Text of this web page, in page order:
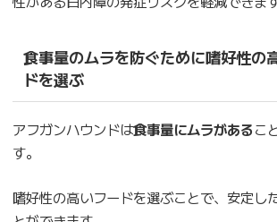
食事量のムラを防ぐために嗜好性の
ドを選ぶ
アフガンハウンドは食事量にムラがあるこ
す。
嗜好性の高いフードを選ぶことで、安定し